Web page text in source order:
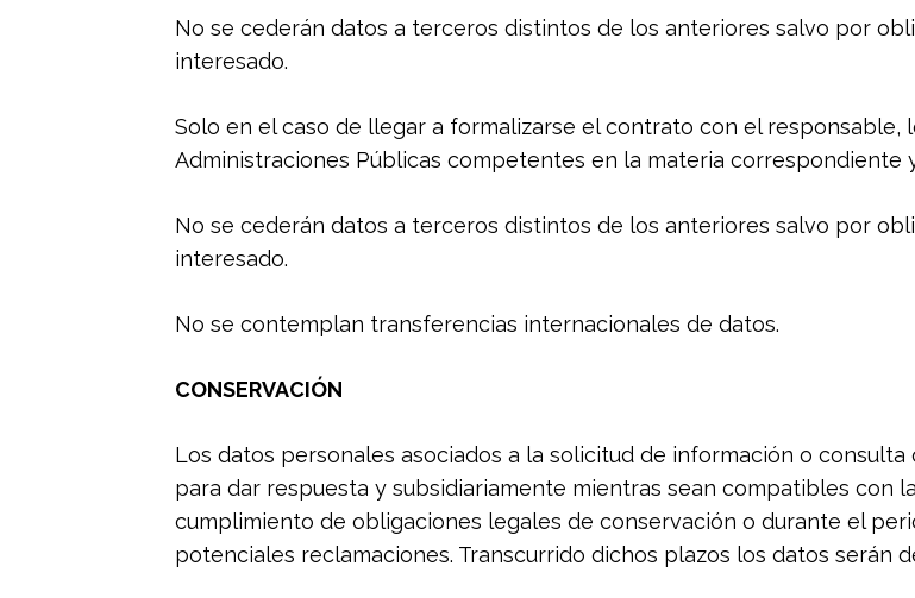
No se cederán datos a terceros distintos de los anteriores salvo por
interesado.
Solo en el caso de llegar a formalizarse el contrato con el responsable,
Administraciones Públicas competentes en la materia correspondiente
No se cederán datos a terceros distintos de los anteriores salvo por
interesado.
No se contemplan transferencias internacionales de datos.
CONSERVACIÓN
Los datos personales asociados a la solicitud de información o
para dar respuesta y subsidiariamente mientras sean compatibles con
cumplimiento de obligaciones legales de conservación o durante el
potenciales reclamaciones. Transcurrido dichos plazos los datos serán